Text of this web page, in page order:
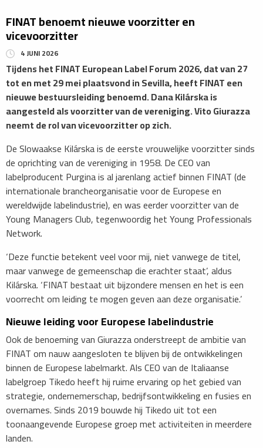
FINAT benoemt nieuwe voorzitter en
vicevoorzitter
4 JUNI 2026
Tijdens het FINAT European Label Forum 2026, dat van 27
tot en met 29 mei plaatsvond in Sevilla, heeft FINAT een
nieuwe bestuursleiding benoemd. Dana Kilárska is
aangesteld als voorzitter van de vereniging. Vito Giurazza
neemt de rol van vicevoorzitter op zich.
De Slowaakse Kilárska is de eerste vrouwelijke voorzitter sinds
de oprichting van de vereniging in 1958. De CEO van
labelproducent Purgina is al jarenlang actief binnen FINAT (de
internationale brancheorganisatie voor de Europese en
wereldwijde labelindustrie), en was eerder voorzitter van de
Young Managers Club, tegenwoordig het Young Professionals
Network.
‘Deze functie betekent veel voor mij, niet vanwege de titel,
maar vanwege de gemeenschap die erachter staat’, aldus
Kilárska. ‘FINAT bestaat uit bijzondere mensen en het is een
voorrecht om leiding te mogen geven aan deze organisatie.’
Nieuwe leiding voor Europese labelindustrie
Ook de benoeming van Giurazza onderstreept de ambitie van
FINAT om nauw aangesloten te blijven bij de ontwikkelingen
binnen de Europese labelmarkt. Als CEO van de Italiaanse
labelgroep Tikedo heeft hij ruime ervaring op het gebied van
strategie, ondernemerschap, bedrijfsontwikkeling en fusies en
overnames. Sinds 2019 bouwde hij Tikedo uit tot een
toonaangevende Europese groep met activiteiten in meerdere
landen.